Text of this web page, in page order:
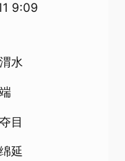
9:09
水
目
延